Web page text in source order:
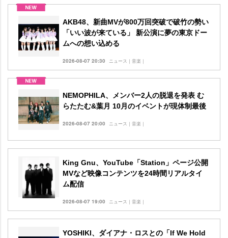
AKB48、新曲MVが800万回突破で破竹の勢い
「いい波が来ている」 新公演に夢の東京ドー
ムへの想い込める
2026-08-07 20:30 ニュース｜音楽｜
NEMOPHILA、メンバー2人の脱退を発表 む
らたたむ&葉月 10月のイベントが現体制最後
2026-08-07 20:00 ニュース｜音楽｜
King Gnu、YouTube「Station」ページ公開
MVなど映像コンテンツを24時間リアルタイ
ム配信
2026-08-07 19:00 ニュース｜音楽｜
YOSHIKI、ダイアナ・ロスとの「If We Hold